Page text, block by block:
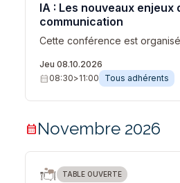
IA : Les nouveaux enjeux
communication
Cette conférence est
Jeu 08.10.2026
calendar_month 08:30>11:00 Tous adhérents
calendar_monthNovembre 2026
TABLE OUVERTE